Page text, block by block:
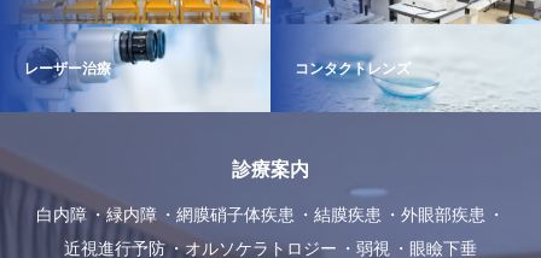
レーザー治療 コンタクトレンズ
診療案内
白内障 緑内障 網膜硝子体疾患 結膜疾患
外眼部疾患
近視進行予防
オルソケラトロジー 弱視 眼瞼下垂